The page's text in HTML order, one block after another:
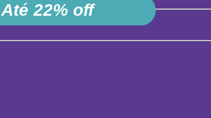
Até 22% off